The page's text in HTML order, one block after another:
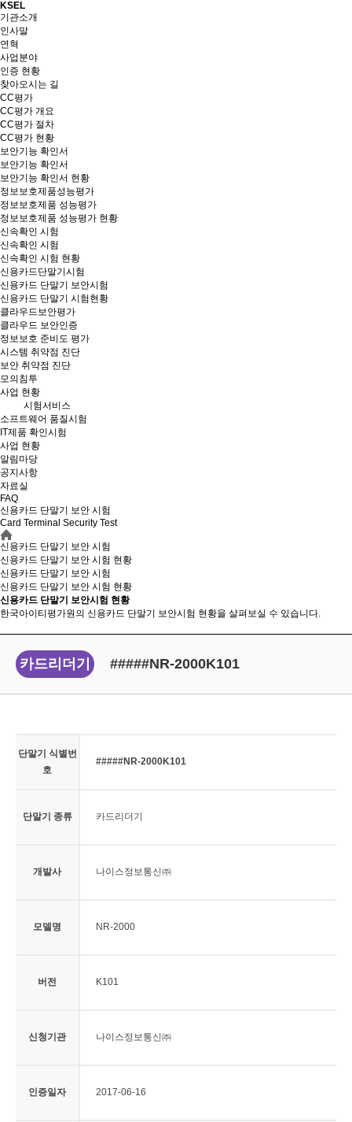
KSEL
기관소개
인사말
연혁
사업분야
인증 현황
찾아오시는 길
CC평가
CC평가 개요
CC평가 절차
CC평가 현황
보안기능 확인서
보안기능 확인서
보안기능 확인서 현황
정보보호제품성능평가
정보보호제품 성능평가
정보보호제품 성능평가 현황
신속확인 시험
신속확인 시험
신속확인 시험 현황
신용카드단말기시험
신용카드 단말기 보안시험
신용카드 단말기 시험현황
클라우드보안평가
클라우드 보안인증
정보보호 준비도 평가
시스템 취약점 진단
보안 취약점 진단
모의침투
사업 현황
시험서비스
소프트웨어 품질시험
IT제품 확인시험
사업 현황
알림마당
공지사항
자료실
FAQ
신용카드 단말기 보안 시험
Card Terminal Security Test
신용카드 단말기 보안 시험
신용카드 단말기 보안 시험 현황
신용카드 단말기 보안 시험
신용카드 단말기 보안 시험 현황
신용카드 단말기 보안시험 현황
한국아이티평가원의 신용카드 단말기 보안시험 현황을 살펴보실 수 있습니다.
카드리더기 #####NR-2000K101
단말기 식별번
호
#####NR-2000K101
단말기 종류 카드리더기
개발사 나이스정보통신㈜
모델명 NR-2000
버전 K101
신청기관 나이스정보통신㈜
인증일자 2017-06-16